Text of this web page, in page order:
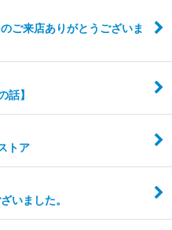
ご来店ありがとうございま
話】
トア
いました。